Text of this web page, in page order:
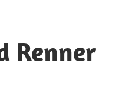
Renner